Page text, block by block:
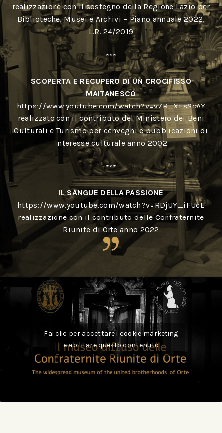
realizzazione con il sostegno della Regione Lazio per
Biblioteche, Musei e Archivi – Piano annuale 2022,
L.R. 24/2019
***
SCOPERTA E RECUPERO DI UN CROCIFISSO
MAITANESCO
https://www.youtube.com/watch?v=v7R_XFsScAY
realizzato con il contributo del Ministero dei Beni
Culturali e Turismo per convegni e pubblicazioni di
interesse culturaleanno2002
***
IL SANGUE DELLA PASSIONE
https://www.youtube.com/watch?v=RDjUY_iFUcE
realizzazione con il contributo delle Confraternite
Riunite di Orte anno 2022
Fai clic per accettare i cookie marketing
e abilitare questo contenuto